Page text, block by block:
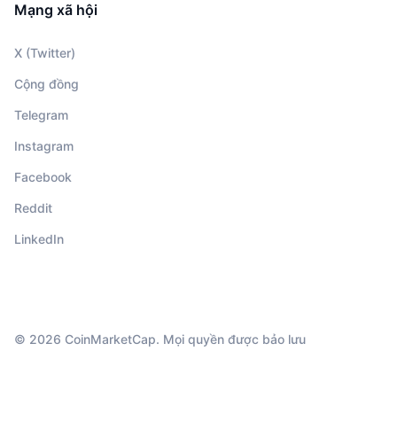
Mạng xã hội
X (Twitter)
Cộng đồng
Telegram
Instagram
Facebook
Reddit
LinkedIn
© 2026 CoinMarketCap. Mọi quyền được bảo lưu